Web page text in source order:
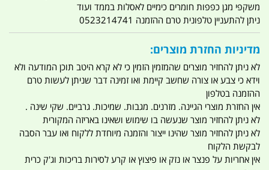
משקפי מגן כפפות חומרים כימיים לאסלות בממד ועוד
ניתן להתעניין טלפונית טרם ההזמנה 0523214741
מדיניות החזרת מוצרים:
לא ניתן להחזיר מוצרים שהמזמין הזמין כי לא קרא היטב תוכן המודעה ולא
וידא כי צבע או צורה שחשב קיימת ואו זמינה דבר שניתן לעשות טרם
ההזמנה בטלפון
אין החזרת מוצרי הגיינה. מזרנים. מגבות. שמיכות. גרביים. שקי שינה .
לא ניתן להחזיר מוצר שנעשה בו שימוש ושאינו באריזה המקורית
לא ניתן להחזיר מוצר שהינו ייצור והזמנה מיוחדת ללקוח ואו עבר הסבה
לבקשת הלקוח
אין אחריות על פנצר או נזק או פיצוץ או קרע לסירות בריכות וג'ק כרית